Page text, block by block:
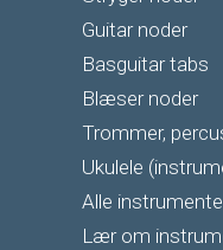
Guitar noder
Basguitar tabs
Blæser noder
Trommer,
Ukulele
Alle
Lær om